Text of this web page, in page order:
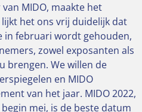
MIDO, maakte het
lijkt het ons vrij duidelijk dat
in februari wordt gehouden,
zowel exposanten als
brengen. We willen de
en MIDO
van het jaar. MIDO 2022,
mei, is de beste datum